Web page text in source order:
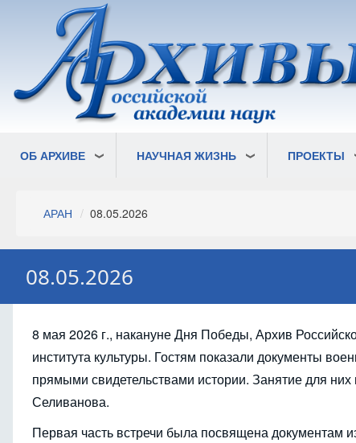
основному
содержанию
ОБ АРХИВЕ НАУЧНАЯ ЖИЗНЬ ПРОЕКТЫ
Строка
АРАН 08.05.2026
08.05.2026
8 мая 2026 г., накануне Дня Победы, Архив
института культуры. Гостям показали документы
прямыми свидетельствами истории. Занятие для
Селиванова.
Первая часть встречи была посвящена